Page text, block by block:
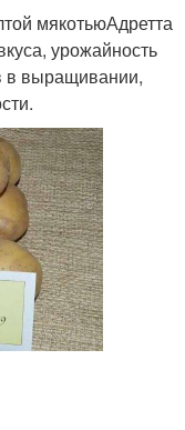
мякотьюАдретта
урожайность
в выращивании,